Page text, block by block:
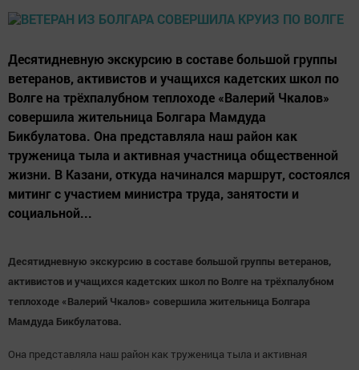
Десятидневную экскурсию в составе большой группы
ветеранов, активистов и учащихся кадетских школ по
Волге на трёхпалубном теплоходе «Валерий Чкалов»
совершила жительница Болгара Мамдуда
Бикбулатова. Она представляла наш район как
труженица тыла и активная участница общественной
жизни. В Казани, откуда начинался маршрут, состоялся
митинг с участием министра труда, занятости и
социальной...
Десятидневную экскурсию в составе большой группы ветеранов,
активистов и учащихся кадетских школ по Волге на трёхпалубном
теплоходе «Валерий Чкалов» совершила жительница Болгара
Мамдуда Бикбулатова.
Она представляла наш район как труженица тыла и активная